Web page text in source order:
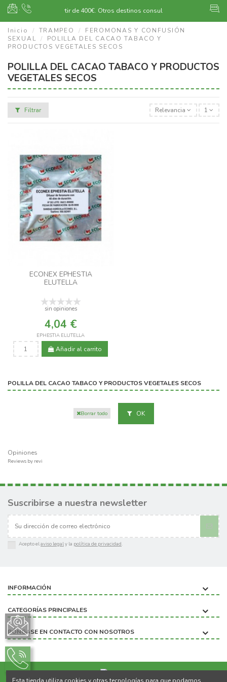
·
Envío gratuito a partir de 400€. Otros destinos consultar
Inicio TRAMPEO
FEROMONAS Y CONFUSIÓN
SEXUAL
POLILLA DEL CACAO TABACO Y
PRODUCTOS VEGETALES SECOS
POLILLA DEL CACAO TABACO Y PRODUCTOS
VEGETALES SECOS
Filtrar Relevancia 1
ECONEX EPHESTIA
ELUTELLA
sin opiniones
4,04 €
EPHESTIA ELUTELLA
Añadir al carrito
POLILLA DEL CACAO TABACO Y PRODUCTOS VEGETALES SECOS
Borrar todo OK
Opiniones
Reviews by revi
Suscribirse a nuestra newsletter
Acepto elaviso legaly la política de privacidad.
INFORMACIÓN
CATEGORÍAS PRINCIPALES
PÓNGASE EN CONTACTO CON NOSOTROS